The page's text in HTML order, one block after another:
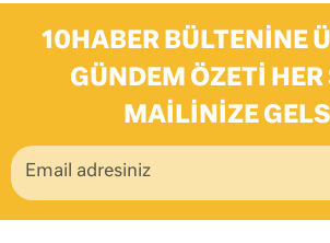
10HABER BÜLTENINE
GÜNDEM ÖZETI HER
MAILINIZE